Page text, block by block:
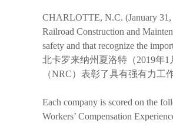
CHARLOTTE, N.C. (January 31,
Railroad Construction and
safety and that recognize the
北卡罗来纳州夏洛特（2019年
（NRC）表彰了具有强有力
Each company is scored on the
Workers’ Compensation